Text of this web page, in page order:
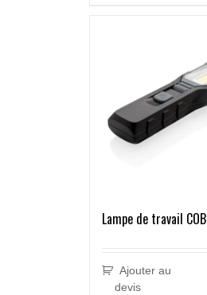
Lampe de travail COB
Ajouter au
devis